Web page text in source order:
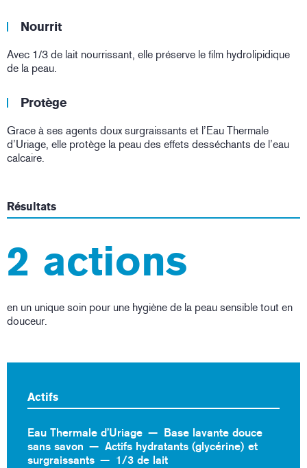
Nourrit
Avec 1/3 de lait nourrissant, elle préserve le film hydrolipidique
de la peau.
Protège
Grace à ses agents doux surgraissants et l’Eau Thermale
d’Uriage, elle protège la peau des effets desséchants de l’eau
calcaire.
Résultats
2 actions
en un unique soin pour une hygiène de la peau sensible tout en
douceur.
Actifs
Eau Thermale d’Uriage
Base lavante douce
sans savon
Actifs hydratants (glycérine) et
surgraissants
1/3 de lait